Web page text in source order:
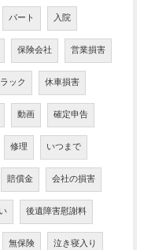
パート 入院
保険会社 営業損害
ック 休車損害
動画 確定申告
修理 いつまで
賠償金 会社の損害
後遺障害慰謝料
無保険 泣き寝入り